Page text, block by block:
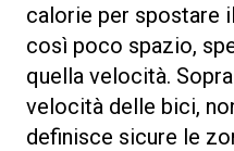
calorie per spostare
così poco spazio,
quella velocità.
velocità delle bici,
definisce sicure le